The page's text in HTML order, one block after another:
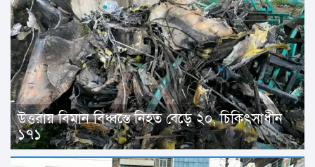
উত্তরায় বিমান বিধ্বস্তে নিহত বেড়ে ২০, চিকিৎসাধীন
১৭১